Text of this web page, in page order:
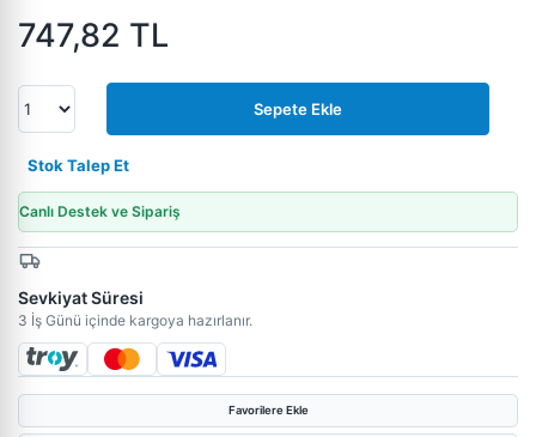
747,82 TL
Sepete Ekle
Stok Talep Et
Canlı Destek ve Sipariş
Sevkiyat Süresi
3 İş Günü içinde kargoya hazırlanır.
Favorilere Ekle